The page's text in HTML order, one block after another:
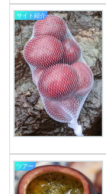
サイト紹介
ツアー